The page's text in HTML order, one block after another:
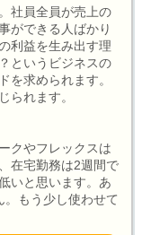
社員全員が売上の
ができる人ばかり
利益を生み出す理
というビジネスの
を求められます。
られます。
クやフレックスは
在宅勤務は2週間で
いと思います。あ
もう少し使わせて